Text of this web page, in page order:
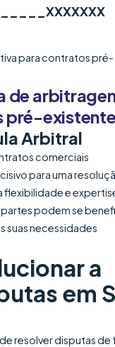
para contratos pré-
de
pré-
Arbitral
comerciais
para uma
flexibilidade e
podem se
suas necessidades
a
em
resolver disputas